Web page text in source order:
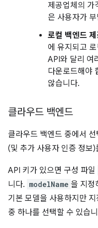
제공업체의 가
은 사용자가
로컬 백엔드
에 유지되고
API와 달리 여
다운로드해야
않습니다.
클라우드 백엔드
클라우드 백엔드 중에서
(및 추가 사용자 인증 정보)
API 키가 있으면 구성 파일
니다. modelName 을 지정
기본 모델을 사용하지만
중 하나를 선택할 수 있습